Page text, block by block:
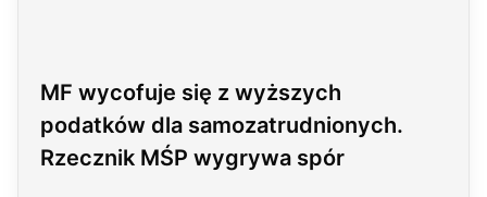
MF wycofuje się z wyższych
podatków dla samozatrudnionych.
Rzecznik MŚP wygrywa spór